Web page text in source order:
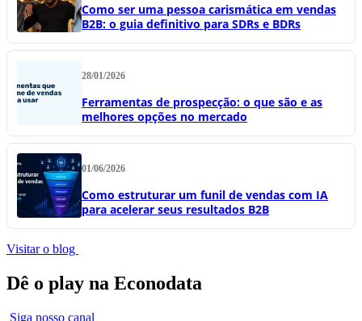
Como ser uma pessoa carismática em vendas
B2B: o guia definitivo para SDRs e BDRs
28/01/2026
Ferramentas de prospecção: o que são e as
melhores opções no mercado
01/06/2026
Como estruturar um funil de vendas com IA
para acelerar seus resultados B2B
Visitar o blog
Dê o play na Econodata
Siga nosso canal